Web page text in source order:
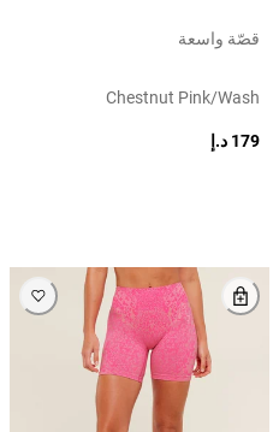
قصّة واسعة
Chestnut Pink/wash
179 د.إ